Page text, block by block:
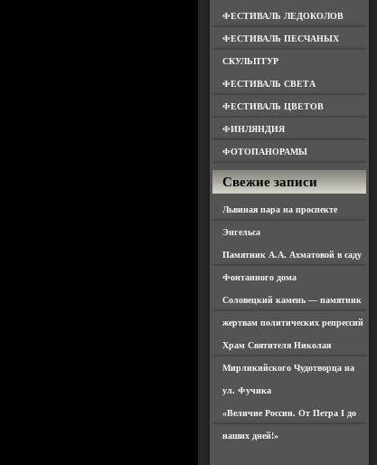
ФЕСТИВАЛЬ ЛЕДОКОЛОВ
ФЕСТИВАЛЬ ПЕСЧАНЫХ
СКУЛЬПТУР
ФЕСТИВАЛЬ СВЕТА
ФЕСТИВАЛЬ ЦВЕТОВ
ФИНЛЯНДИЯ
ФОТОПАНОРАМЫ
Свежие записи
Львиная пара на проспекте
Энгельса
Памятник А.А. Ахматовой в саду
Фонтанного дома
Соловецкий камень — памятник
жертвам политических репрессий
Храм Святителя Николая
Мирликийского Чудотворца на
ул. Фучика
«Величие России. От Петра I до
наших дней!»